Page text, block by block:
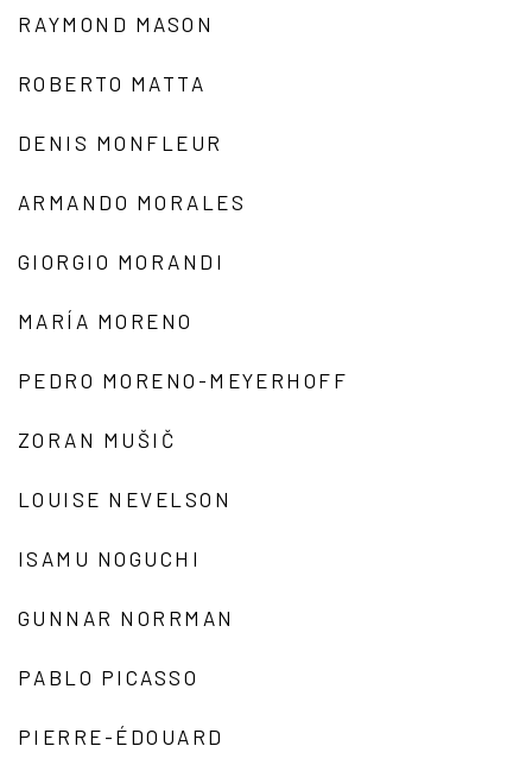
RAYMOND MASON
ROBERTO MATTA
DENIS MONFLEUR
ARMANDO MORALES
GIORGIO MORANDI
MARÍA MORENO
PEDRO MORENO-MEYERHOFF
ZORAN MUŠIČ
LOUISE NEVELSON
ISAMU NOGUCHI
GUNNAR NORRMAN
PABLO PICASSO
PIERRE-ÉDOUARD